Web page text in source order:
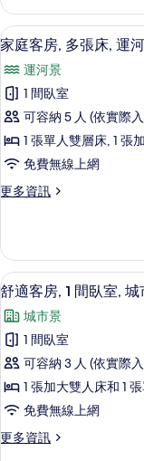
片
(Sky
Room)
的
詳
情
顯
示
家
庭
客
房,
張
運
河
景
觀
的
所
有
相
片
14
家庭客房, 多張床, 運
運河景
1 間臥室
可容納 5 人 (依實際
1 張單人雙層床, 1 張
免費無線上網
更多資訊
更
客
房,
多
床,
運
河
景
觀
的
詳
情
顯
示
舒
適
客
房,
間
9
舒適客房, 1 間臥室,
城市景
1 間臥室
可容納 3 人 (依實際
1 張加大雙人床和 1
免費無線上網
更多資訊
更